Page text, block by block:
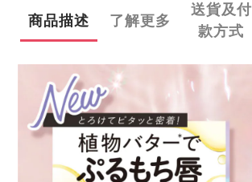
商品描述 了解更多
送貨及付
款方式